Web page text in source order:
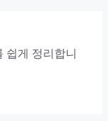
쉽게 정리합니